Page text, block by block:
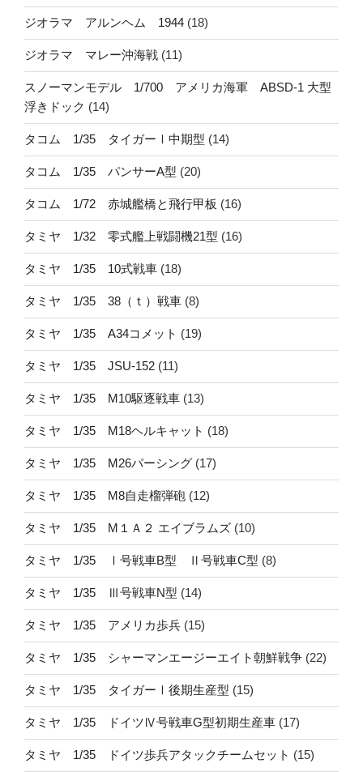
ジオラマ アルンヘム 1944 (18)
ジオラマ マレー沖海戦 (11)
スノーマンモデル 1/700 アメリカ海軍 ABSD-1 大型
浮きドック (14)
タコム 1/35 タイガーⅠ中期型 (14)
タコム 1/35 パンサーA型 (20)
タコム 1/72 赤城艦橋と飛行甲板 (16)
タミヤ 1/32 零式艦上戦闘機21型 (16)
タミヤ 1/35 10式戦車 (18)
タミヤ 1/35 38（ｔ）戦車 (8)
タミヤ 1/35 A34コメット (19)
タミヤ 1/35 JSU-152 (11)
タミヤ 1/35 M10駆逐戦車 (13)
タミヤ 1/35 M18ヘルキャット (18)
タミヤ 1/35 M26パーシング (17)
タミヤ 1/35 M8自走榴弾砲 (12)
タミヤ 1/35 M１Ａ２ エイブラムズ (10)
タミヤ 1/35 Ⅰ号戦車B型 Ⅱ号戦車C型 (8)
タミヤ 1/35 Ⅲ号戦車N型 (14)
タミヤ 1/35 アメリカ歩兵 (15)
タミヤ 1/35 シャーマンエージーエイト朝鮮戦争 (22)
タミヤ 1/35 タイガーⅠ後期生産型 (15)
タミヤ 1/35 ドイツⅣ号戦車G型初期生産車 (17)
タミヤ 1/35 ドイツ歩兵アタックチームセット (15)